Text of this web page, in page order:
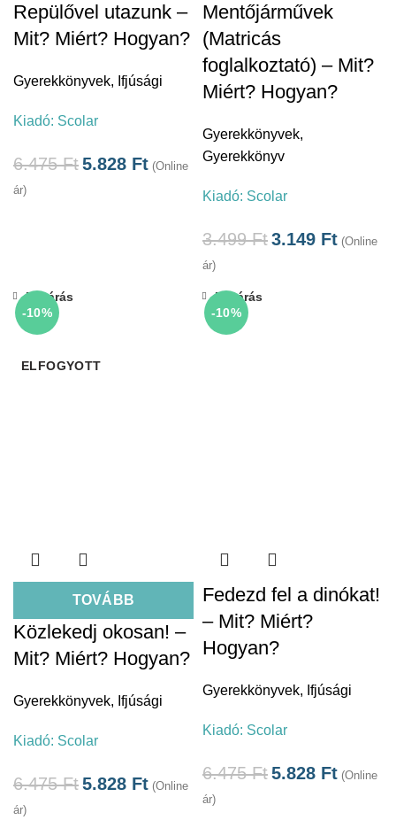
Repülővel utazunk –
Mit? Miért? Hogyan?
Gyerekkönyvek, Ifjúsági
Kiadó: Scolar
6.475Ft5.828 Ft (Online
ár)
Mentőjárművek
(Matricás
foglalkoztató) – Mit?
Miért? Hogyan?
Gyerekkönyvek,
Gyerekkönyv
Kiadó: Scolar
3.499Ft3.149 Ft (Online
ár)
-10%
ELFOGYOTT
TOVÁBB
Bezárás
Közlekedj okosan! –
Mit? Miért? Hogyan?
Gyerekkönyvek, Ifjúsági
Kiadó: Scolar
6.475Ft5.828 Ft (Online
ár)
-10%
Bezárás
Fedezd fel a dinókat!
– Mit? Miért?
Hogyan?
Gyerekkönyvek, Ifjúsági
Kiadó: Scolar
6.475Ft5.828 Ft (Online
ár)